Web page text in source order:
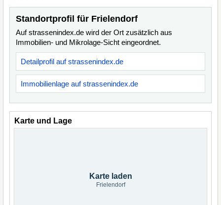
Standortprofil für Frielendorf
Auf strassenindex.de wird der Ort zusätzlich aus
Immobilien- und Mikrolage-Sicht eingeordnet.
Detailprofil auf strassenindex.de
Immobilienlage auf strassenindex.de
Karte und Lage
Karte laden
Frielendorf